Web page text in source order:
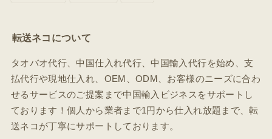
転送ネコについて
タオバオ代行、中国仕入れ代行、中国輸入代行を始め、支
払代行や現地仕入れ、OEM、ODM、お客様のニーズに合わ
せるサービスのご提案まで中国輸入ビジネスをサポートし
ております！個人から業者まで1円から仕入れ放題まで、転
送ネコが丁寧にサポートしております。